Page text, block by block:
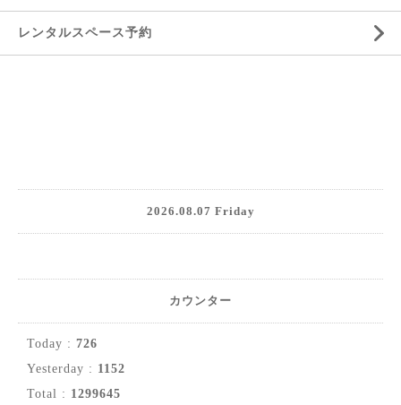
レンタルスペース予約
2026.08.07 Friday
カウンター
Today : 726
Yesterday : 1152
Total : 1299645